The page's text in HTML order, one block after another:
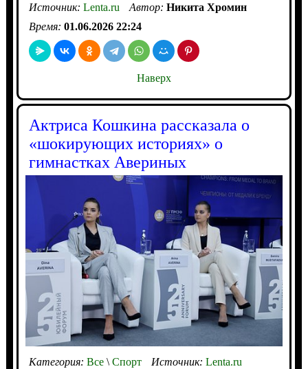
Источник: Lenta.ru Автор: Никита Хромин
Время: 01.06.2026 22:24
Наверх
Актриса Кошкина рассказала о
«шокирующих историях» о
гимнастках Авериных
Категория: Все\Спорт Источник: Lenta.ru